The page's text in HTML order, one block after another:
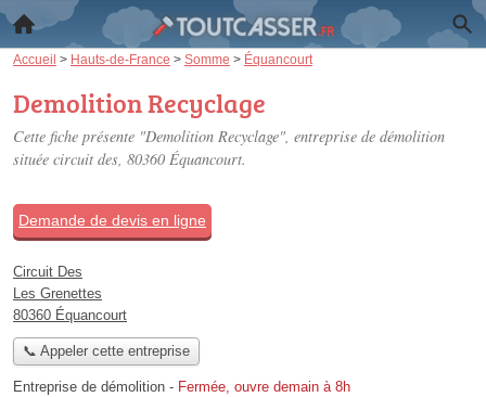
Accueil > Hauts-de-France > Somme > Équancourt
Demolition Recyclage
Cette fiche présente "Demolition Recyclage", entreprise de démolition
située circuit des, 80360 Équancourt.
Demande de devis en ligne
Circuit Des
Les Grenettes
80360 Équancourt
📞 Appeler cette entreprise
Entreprise de démolition - Fermée, ouvre demain à 8h